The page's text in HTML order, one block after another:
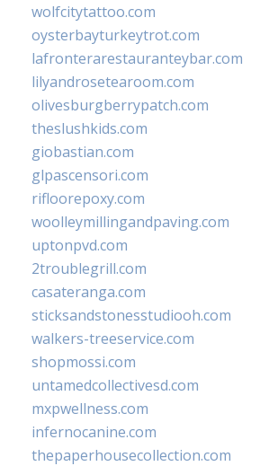
wolfcitytattoo.com
oysterbayturkeytrot.com
lafronterarestauranteybar.com
lilyandrosetearoom.com
olivesburgberrypatch.com
theslushkids.com
giobastian.com
glpascensori.com
rifloorepoxy.com
woolleymillingandpaving.com
uptonpvd.com
2troublegrill.com
casateranga.com
sticksandstonesstudiooh.com
walkers-treeservice.com
shopmossi.com
untamedcollectivesd.com
mxpwellness.com
infernocanine.com
thepaperhousecollection.com